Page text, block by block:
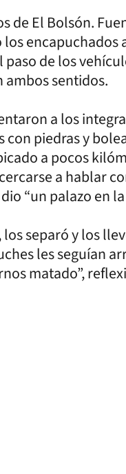
de El Bolsón.
encapuchados
de los
sentidos.
a los
piedras y
a pocos
a hablar
“un palazo en la
separó y los
les seguían
matado”,